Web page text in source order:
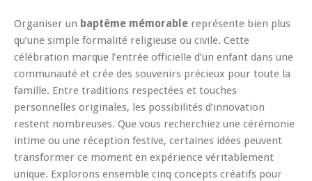
Organiser un baptême mémorable représente bien plus
qu’une simple formalité religieuse ou civile. Cette
célébration marque l’entrée officielle d’un enfant dans une
communauté et crée des souvenirs précieux pour toute la
famille. Entre traditions respectées et touches
personnelles originales, les possibilités d’innovation
restent nombreuses. Que vous recherchiez une cérémonie
intime ou une réception festive, certaines idées peuvent
transformer ce moment en expérience véritablement
unique. Explorons ensemble cinq concepts créatifs pour